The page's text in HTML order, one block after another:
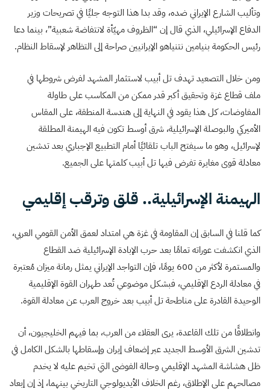
وتأليب الشارع الإيراني ضده، وقد بدا هذا التوجه جليًا في تصريحات وزير
الدفاع الإسرائيلي، الذي قال إن “الظروف مهيّأة لانتفاضة شعبية”، بينما دعا
رئيس الحكومة بنيامين نتنياهو الإيرانيين صراحة إلى التظاهر لإسقاط النظام.
ومن خلال التصعيد تهدف تل أبيب لاستثمار المشهد لفرض شروطها في
ملف قطاع غزة وتحقيق أكبر قدر ممكن من المكاسب على طاولة
المفاوضات، كل هذا يقود في النهاية إلى هندسة المنطقة، على المقاس
الأميركي والبوصلة الإسرائيلية، شرق أوسط تكون فيه الهيمنة المطلقة
لإسرائيل، وهو ما سيفتح الباب تلقائيًا أمام التطبيع الإجباري بعد تدشين
معادلة قوى مغايرة تفرض فيها تل أبيب كلمتها على الجميع.
الهيمنة الإسرائيلية.. قلق وترقب إقليمي
كما قلنا في السابق إن المقاومة في غزة هي امتداد لعمق الأمن القومي العربي،
الذي انكشفت عوراته تمامًا بعد حرب الإبادة الإسرائيلية ضد القطاع
والمستمرة لأكثر من 600 يومًا، فإن التواجد الإيراني يمثل رمانة ميزان مُعتبرة
في معادلة الردع الإقليمي، فبشكل موضوعي تُعد طهران القوة الإقليمية
الوحيدة القادرة على مناطحة تل أبيب بعد خروج العرب عن معادلة القوة.
وانطلاقًا من تلك القاعدة، يرى العقلاء من العرب، بما فيهم الخليجيون، أن
تدشين الشرق الأوسط الجديد عبر إضعاف إيران وإسقاطها بالشكل الكامل في
ظل هشاشة المشهد الإقليمي وحالة الفوضى التي تخيم عليه لا يخدم
مصالحهم على الإطلاق، رغم الخلاف الأيديولوجي التاريخي بينهما، إذ إن إبعاد